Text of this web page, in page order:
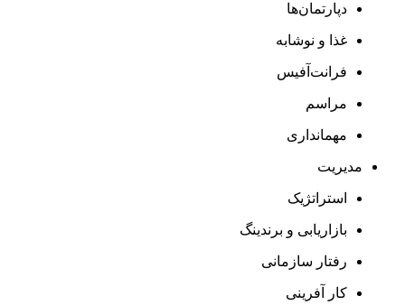
دپارتمان‌ها
غذا و نوشابه
فرانت‌آفیس
مراسم
مهمانداری
مدیریت
استراتژیک
بازاریابی و برندینگ
رفتار سازمانی
کار آفرینی